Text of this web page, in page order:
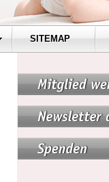
SITEMAP